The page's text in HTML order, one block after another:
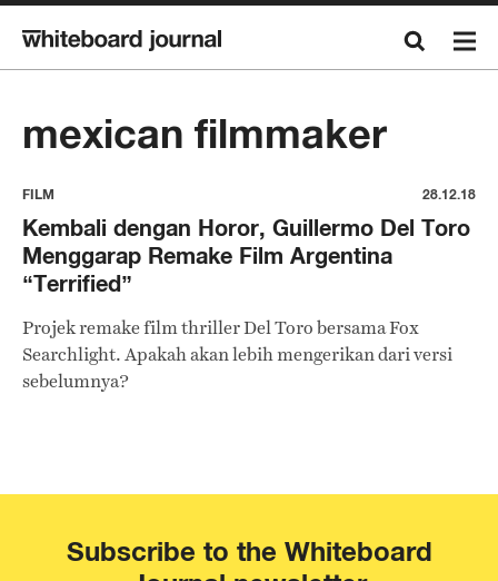
mexican filmmaker
FILM 28.12.18
Kembali dengan Horor, Guillermo Del Toro
Menggarap Remake Film Argentina
“Terrified”
Projek remake film thriller Del Toro bersama Fox
Searchlight. Apakah akan lebih mengerikan dari versi
sebelumnya?
Subscribe to the Whiteboard